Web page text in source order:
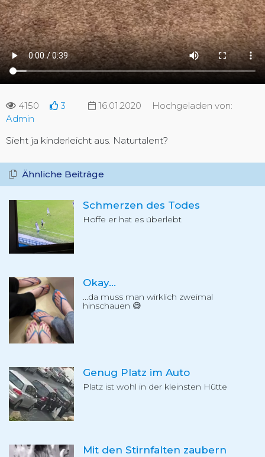
4150 3 16.01.2020
Hochgeladen von:
Admin
Sieht ja kinderleicht aus. Naturtalent?
Ähnliche Beiträge
Schmerzen des Todes
Hoffe er hat es überlebt
Okay...
...da muss man wirklich zweimal
hinschauen 😅
Genug Platz im Auto
Platz ist wohl in der kleinsten Hütte
Mit den Stirnfalten zaubern